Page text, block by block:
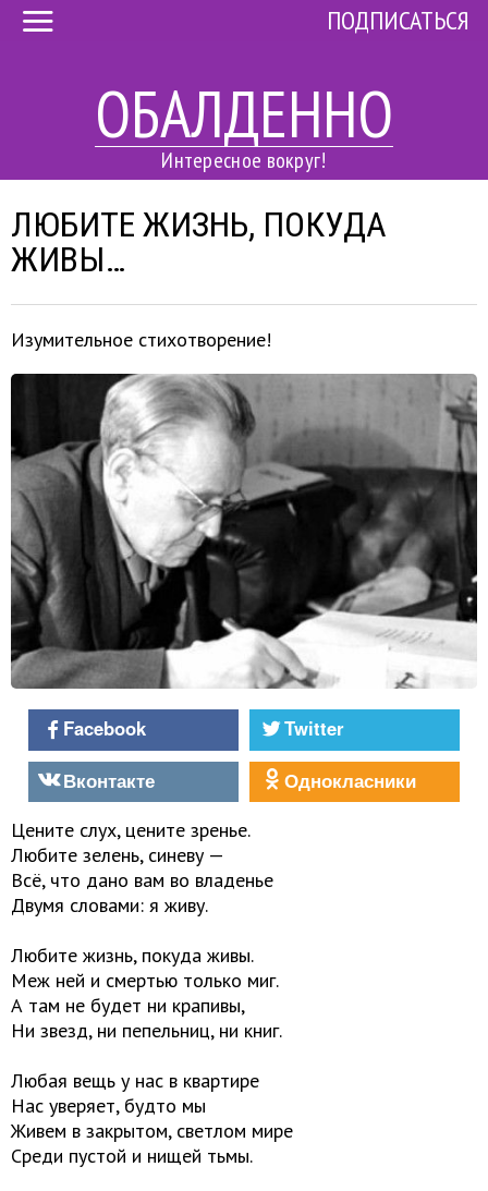
ОБАЛДЕННО
Интересное вокруг!
ПОДПИСАТЬСЯ
ЛЮБИТЕ ЖИЗНЬ, ПОКУДА
ЖИВЫ…
Изумительное стихотворение!
Facebook
Twitter
Вконтакте
Однокласники
Цените слух, цените зренье.
Любите зелень, синеву —
Всё, что дано вам во владенье
Двумя словами: я живу.
Любите жизнь, покуда живы.
Меж ней и смертью только миг.
А там не будет ни крапивы,
Ни звезд, ни пепельниц, ни книг.
Любая вещь у нас в квартире
Нас уверяет, будто мы
Живем в закрытом, светлом мире
Среди пустой и нищей тьмы.